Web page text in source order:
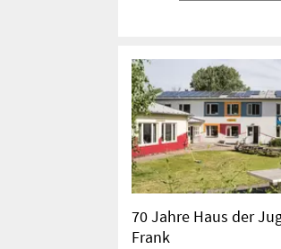
70 Jahre Haus der
Frank